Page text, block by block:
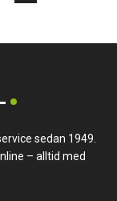
sedan 1949.
– alltid med